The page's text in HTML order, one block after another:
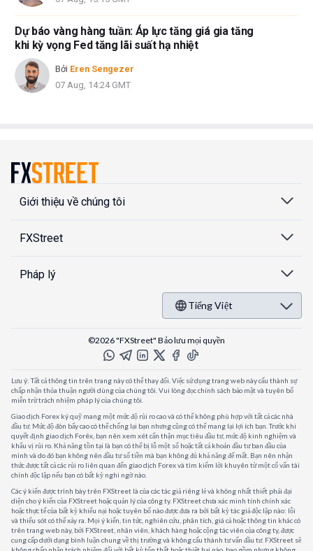
Dự báo vàng hàng tuần: Áp lực tăng giá gia tăng
khi kỳ vọng Fed tăng lãi suất hạ nhiệt
Bởi Eren Sengezer
07 Aug, 14:24 GMT
Giới thiệu về chúng tôi
FXStreet
Pháp lý
Tiếng Việt
©2026 "FXStreet" Bảo lưu mọi quyền
Lưu ý: Tất cả thông tin trên trang này có thể thay đổi. Việc sử dụng trang web này cấu thành sự
chấp nhận thỏa thuận người dùng của chúng tôi. Vui lòng đọc chính sách bảo mật và tuyên bố
miễn trừ trách nhiệm pháp lý của chúng tôi.
Giao dịch Forex ký quỹ mang một mức độ rủi ro cao và có thể không phù hợp với tất cả các nhà
đầu tư. Mức độ đòn bẩy cao có thể chống lại bạn nhưng cũng có thể mang lại lợi ích bạn. Trước khi
quyết định giao dịch Forêx, bạn nên xem xét cẩn thận mục tiêu đầu tư, mức độ kinh nghiệm và
khẩu vị rủi ro. Khả năng tồn tại là bạn có thể bị lỗ một số hoặc tất cả khoản đầu tư ban đầu của
mình và do đó bạn không nên đầu tư số tiền mà bạn không đủ khả năng để mất. Bạn nên nhận
thức được tất cả các rủi ro liên quan đến giao dịch Forex và tìm kiếm lời khuyên từ một cố vấn tài
chính độc lập nếu bạn có bất kỳ nghi ngờ nào.
Các ý kiến được trình bày trên FXStreet là của các tác giả riêng lẻ và không nhất thiết phải đại
diện cho ý kiến của FXStreet hoặc quản lý của công ty. FXStreet chưa xác minh tính chính xác
hoặc thực tế của bất kỳ khiếu nại hoặc tuyên bố nào được đưa ra bởi bất kỳ tác giả độc lập nào: lỗi
và thiếu sót có thể xảy ra. Mọi ý kiến, tin tức, nghiên cứu, phân tích, giá cả hoặc thông tin khác có
trên trang web này, bởi FXStreet, nhân viên, khách hàng hoặc cộng tác viên của công ty, được
cung cấp dưới dạng bình luận chung về thị trường và không cấu thành tư vấn đầu tư. FXStreet sẽ